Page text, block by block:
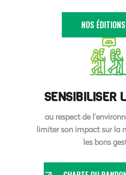
NOS ÉDITIONS
SENSIBILISER
au respect de
limiter son impact sur la
les bons